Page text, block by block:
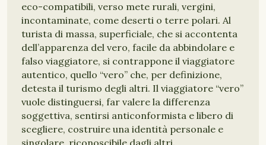
eco-compatibili, verso mete rurali, vergini,
incontaminate, come deserti o terre polari. Al
turista di massa, superficiale, che si accontenta
dell’apparenza del vero, facile da abbindolare e
falso viaggiatore, si contrappone il viaggiatore
autentico, quello “vero” che, per definizione,
detesta il turismo degli altri. Il viaggiatore “vero”
vuole distinguersi, far valere la differenza
soggettiva, sentirsi anticonformista e libero di
scegliere, costruire una identità personale e
singolare, riconoscibile dagli altri.